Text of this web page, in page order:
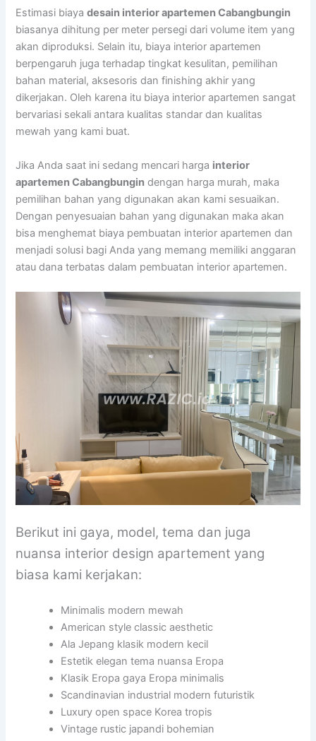
Estimasi biayadesain interior apartemen Cabangbungin
biasanya dihitung per meter persegi dari volume item yang
akan diproduksi. Selain itu, biaya interior apartemen
berpengaruh juga terhadap tingkat kesulitan, pemilihan
bahan material, aksesoris dan finishing akhir yang
dikerjakan. Oleh karena itu biaya interior apartemen sangat
bervariasi sekali antara kualitas standar dan kualitas
mewah yang kami buat.
Jika Anda saat ini sedang mencari harga interior
apartemen Cabangbungin dengan harga murah, maka
pemilihan bahan yang digunakan akan kami sesuaikan.
Dengan penyesuaian bahan yang digunakan maka akan
bisa menghemat biaya pembuatan interior apartemen dan
menjadi solusi bagi Anda yang memang memiliki anggaran
atau dana terbatas dalam pembuatan interior apartemen.
Berikut ini gaya, model, tema dan juga
nuansa interior design apartement yang
biasa kami kerjakan:
Minimalis modern mewah
American style classic aesthetic
Ala Jepang klasik modern kecil
Estetik elegan tema nuansa Eropa
Klasik Eropa gaya Eropa minimalis
Scandinavian industrial modern futuristik
Luxury open space Korea tropis
Vintage rustic japandi bohemian